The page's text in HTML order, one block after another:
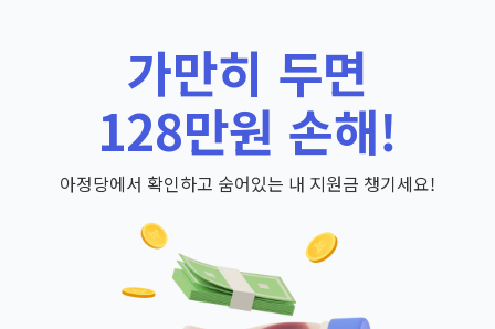
가만히 두면
128만원 손해!
아정당에서 확인하고 숨어있는 내 지원금 챙기세요!